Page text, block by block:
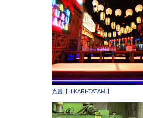
光畳【HIKARI-TATAMI】